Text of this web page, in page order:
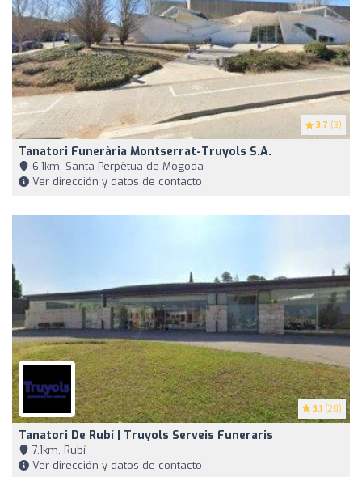
3.7 (3)
Tanatori Funerària Montserrat-Truyols S.A.
6,1km, Santa Perpètua de Mogoda
Ver dirección y datos de contacto
3.1 (20)
Tanatori De Rubí | Truyols Serveis Funeraris
7,1km, Rubí
Ver dirección y datos de contacto